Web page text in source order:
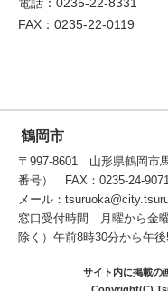
FAX：0235-22-0119
鶴岡市
〒997-8601 山形県鶴岡市
番号） FAX：0235-24-
メール：
窓口受付時間 月曜から金
除く）午前8時30分から午
サイト内に掲載の